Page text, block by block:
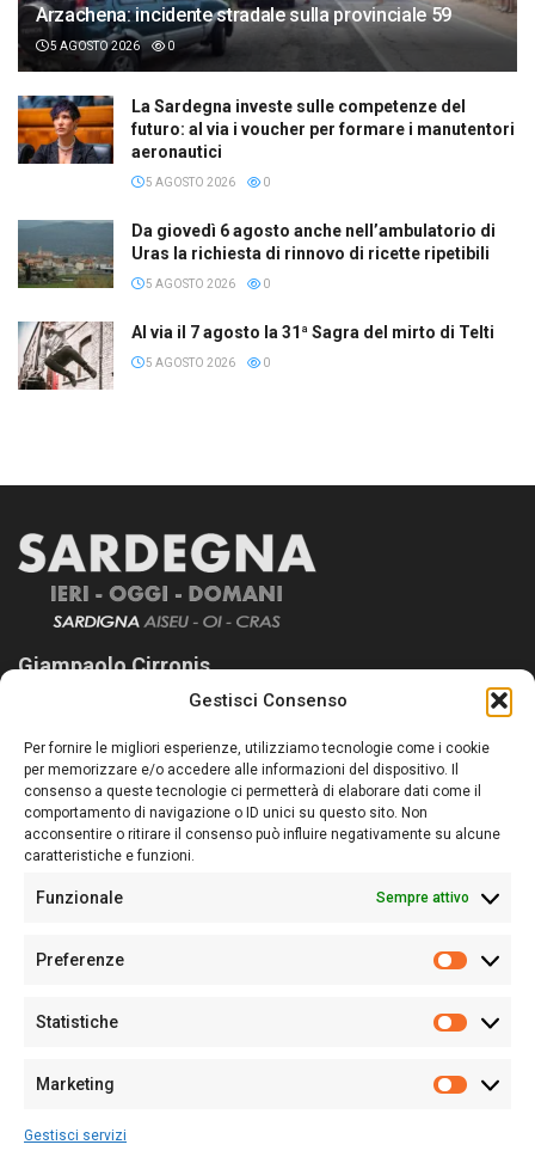
Gestisci Consenso
Per fornire le migliori esperienze, utilizziamo tecnologie come i cookie
per memorizzare e/o accedere alle informazioni del dispositivo. Il
consenso a queste tecnologie ci permetterà di elaborare dati come il
comportamento di navigazione o ID unici su questo sito. Non
acconsentire o ritirare il consenso può influire negativamente su alcune
caratteristiche e funzioni.
Funzionale Sempre attivo
Preferenze
Statistiche
Marketing
Gestisci servizi
Arzachena: incidente stradale sulla provinciale 59
5 AGOSTO 2026 0
La Sardegna investe sulle competenze del
futuro: al via i voucher per formare i manutentori
aeronautici
5 AGOSTO 2026 0
Da giovedì 6 agosto anche nell’ambulatorio di
Uras la richiesta di rinnovo di ricette ripetibili
5 AGOSTO 2026 0
Al via il 7 agosto la 31ª Sagra del mirto di Telti
5 AGOSTO 2026 0
Giampaolo Cirronis
Sardegna Ieri-Oggi-Domani nasce per informare “liberamente” i
lettori su quanto accade in Sardegna, con un occhio rivolto al
nostro passato e, soprattutto, al nostro futuro
Follow Us
Sede:Via Cristoforo Colombo 09013 Carbonia
Partita IVA02270380922
128/2020 del 10/02/2020
Per la Pubblicità: